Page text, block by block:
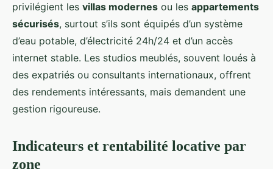
privilégient les villas modernes ou les appartements
sécurisés, surtout s’ils sont équipés d’un système
d’eau potable, d’électricité 24h/24 et d’un accès
internet stable. Les studios meublés, souvent loués à
des expatriés ou consultants internationaux, offrent
des rendements intéressants, mais demandent une
gestion rigoureuse.
Indicateurs et rentabilité locative par
zone